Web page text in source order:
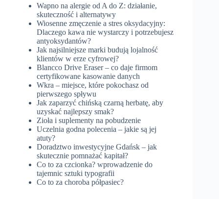
Wapno na alergie od A do Z: działanie,
skuteczność i alternatywy
Wiosenne zmęczenie a stres oksydacyjny:
Dlaczego kawa nie wystarczy i potrzebujesz
antyoksydantów?
Jak najsilniejsze marki budują lojalność
klientów w erze cyfrowej?
Blancco Drive Eraser – co daje firmom
certyfikowane kasowanie danych
Wkra – miejsce, które pokochasz od
pierwszego spływu
Jak zaparzyć chińską czarną herbatę, aby
uzyskać najlepszy smak?
Zioła i suplementy na pobudzenie
Uczelnia godna polecenia – jakie są jej
atuty?
Doradztwo inwestycyjne Gdańsk – jak
skutecznie pomnażać kapitał?
Co to za czcionka? wprowadzenie do
tajemnic sztuki typografii
Co to za choroba półpasiec?